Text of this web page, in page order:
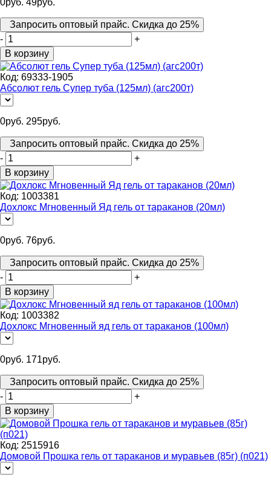
Запросить оптовый прайс. Скидка до 25%
-
+
В корзину
Код: 69333-1905
Абсолют гель Супер туба (125мл) (агс200т)
0руб. 295руб.
Запросить оптовый прайс. Скидка до 25%
-
+
В корзину
Код: 1003381
Дохлокс Мгновенный Яд гель от тараканов (20мл)
0руб. 76руб.
Запросить оптовый прайс. Скидка до 25%
-
+
В корзину
Код: 1003382
Дохлокс Мгновенный яд гель от тараканов (100мл)
0руб. 171руб.
Запросить оптовый прайс. Скидка до 25%
-
+
В корзину
Код: 2515916
Домовой Прошка гель от тараканов и муравьев (85г) (п021)